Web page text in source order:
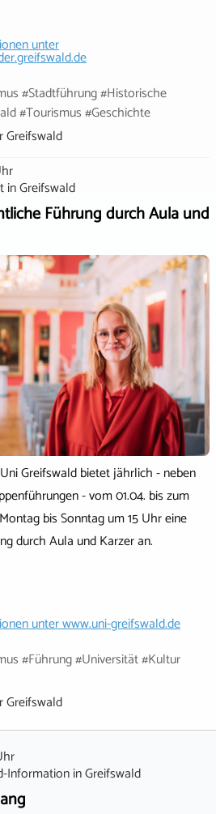
unter
#Stadtführung #Historische
#Tourismus #Geschichte
Greifswald
inGreifswald
Führung durch Aula und
Greifswald bietet jährlich - neben
- vom 01.04. bis zum
bis Sonntag um 15 Uhr eine
durch Aula und Karzer an.
unterwww.uni-greifswald.de
#Führung #Universität #Kultur
Greifswald
InformationinGreifswald